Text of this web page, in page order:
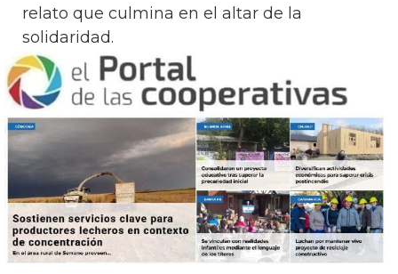
relato que culmina en el altar de la
solidaridad.